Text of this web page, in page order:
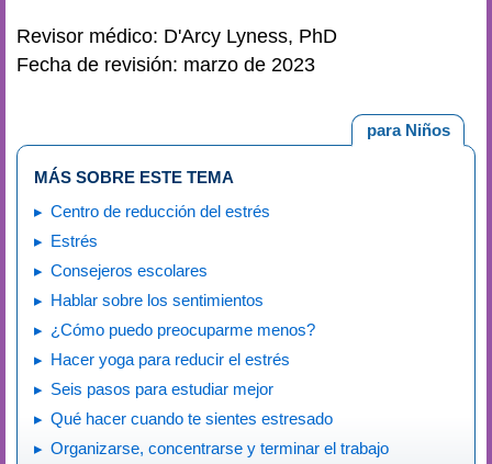
Revisor médico: D'Arcy Lyness, PhD
Fecha de revisión: marzo de 2023
para Niños
MÁS SOBRE ESTE TEMA
Centro de reducción del estrés
Estrés
Consejeros escolares
Hablar sobre los sentimientos
¿Cómo puedo preocuparme menos?
Hacer yoga para reducir el estrés
Seis pasos para estudiar mejor
Qué hacer cuando te sientes estresado
Organizarse, concentrarse y terminar el trabajo